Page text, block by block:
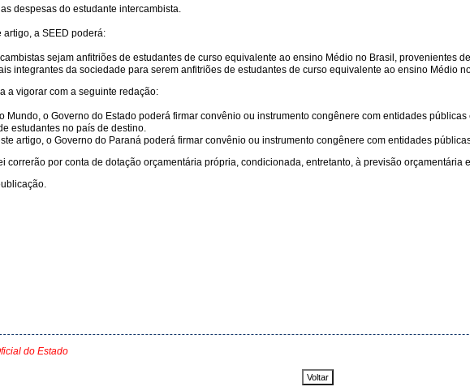
despesas do estudante intercambista.
a SEED poderá:
sejam anfitriões de estudantes de curso equivalente ao ensino Médio no Brasil, provenientes
integrantes da sociedade para serem anfitriões de estudantes de curso equivalente ao ensino Médio
a vigorar com a seguinte redação:
Mundo, o Governo do Estado poderá firmar convênio ou instrumento congênere com entidades
estudantes no país de destino.
artigo, o Governo do Paraná poderá firmar convênio ou instrumento congênere com entidades
correrão por conta de dotação orçamentária própria, condicionada, entretanto, à previsão orçamentária
do Estado